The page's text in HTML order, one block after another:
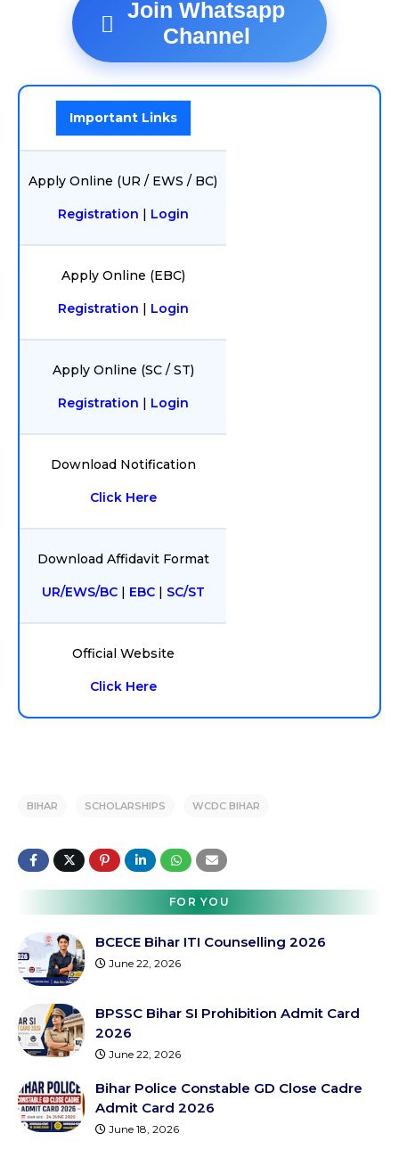
Join Whatsapp
Channel
Important Links
Apply Online (UR / EWS / BC)
Registration | Login
Apply Online (EBC)
Registration | Login
Apply Online (SC / ST)
Registration | Login
Download Notification
Click Here
Download Affidavit Format
UR/EWS/BC| EBC| SC/ST
Official Website
Click Here
BIHAR SCHOLARSHIPS WCDC BIHAR
FOR YOU
BCECE Bihar ITI Counselling 2026
June 22, 2026
BPSSC Bihar SI Prohibition Admit Card
2026
June 22, 2026
Bihar Police Constable GD Close Cadre
Admit Card 2026
June 18, 2026